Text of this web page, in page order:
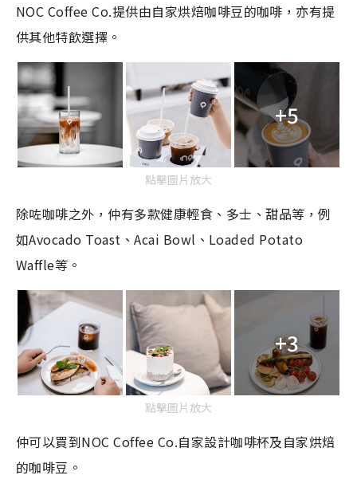
NOC Coffee Co.提供由自家烘焙咖啡豆的咖啡，亦有提
供其他特飲選擇。
+5
點擊圖片放大
除咗咖啡之外，仲有多款健康輕食、多士、甜品等，例
如Avocado Toast、Acai Bowl、Loaded Potato
Waffle等。
+3
點擊圖片放大
仲可以買到NOC Coffee Co.自家設計咖啡杯及自家烘焙
的咖啡豆。